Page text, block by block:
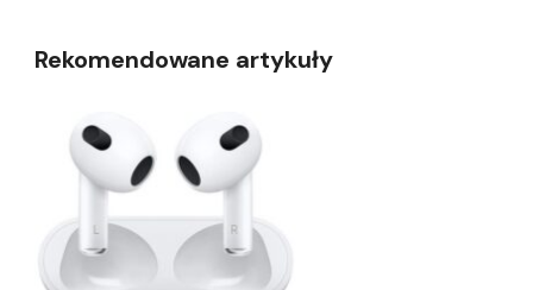
Rekomendowane artykuły